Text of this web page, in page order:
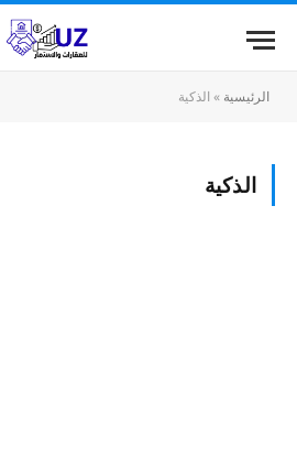
الرئيسية » الذكية
الذكية